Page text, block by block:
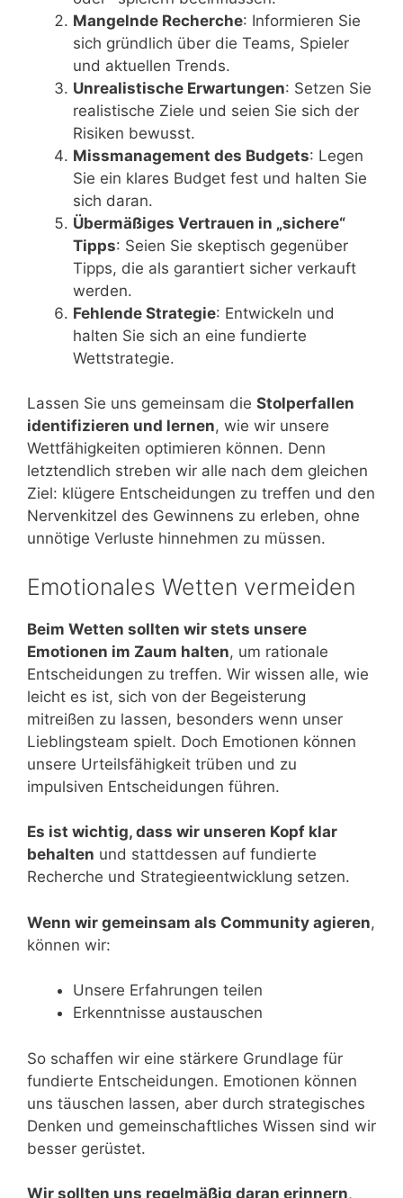
Mangelnde Recherche: Informieren Sie
sich gründlich über die Teams, Spieler
und aktuellen Trends.
Unrealistische Erwartungen: Setzen Sie
realistische Ziele und seien Sie sich der
Risiken bewusst.
Missmanagement des Budgets: Legen
Sie ein klares Budget fest und halten Sie
sich daran.
Übermäßiges Vertrauen in „sichere“
Tipps: Seien Sie skeptisch gegenüber
Tipps, die als garantiert sicher verkauft
werden.
Fehlende Strategie: Entwickeln und
halten Sie sich an eine fundierte
Wettstrategie.
Lassen Sie uns gemeinsam die Stolperfallen
identifizieren und lernen, wie wir unsere
Wettfähigkeiten optimieren können. Denn
letztendlich streben wir alle nach dem gleichen
Ziel: klügere Entscheidungen zu treffen und den
Nervenkitzel des Gewinnens zu erleben, ohne
unnötige Verluste hinnehmen zu müssen.
Emotionales Wetten vermeiden
Beim Wetten sollten wir stets unsere
Emotionen im Zaum halten, um rationale
Entscheidungen zu treffen. Wir wissen alle, wie
leicht es ist, sich von der Begeisterung
mitreißen zu lassen, besonders wenn unser
Lieblingsteam spielt. Doch Emotionen können
unsere Urteilsfähigkeit trüben und zu
impulsiven Entscheidungen führen.
Es ist wichtig, dass wir unseren Kopf klar
behalten und stattdessen auf fundierte
Recherche und Strategieentwicklung setzen.
Wenn wir gemeinsam als Community agieren,
können wir:
Unsere Erfahrungen teilen
Erkenntnisse austauschen
So schaffen wir eine stärkere Grundlage für
fundierte Entscheidungen. Emotionen können
uns täuschen lassen, aber durch strategisches
Denken und gemeinschaftliches Wissen sind wir
besser gerüstet.
Wir sollten uns regelmäßig daran erinnern,